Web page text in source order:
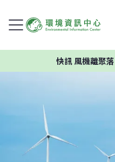
風機離聚落、學校